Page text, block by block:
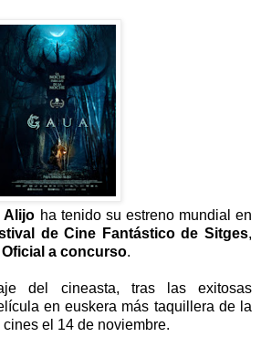
Alijo ha tenido su estreno mundial en
de Cine Fantástico de Sitges,
a concurso.
del cineasta, tras las exitosas
en euskera más taquillera de la
el 14 de noviembre.